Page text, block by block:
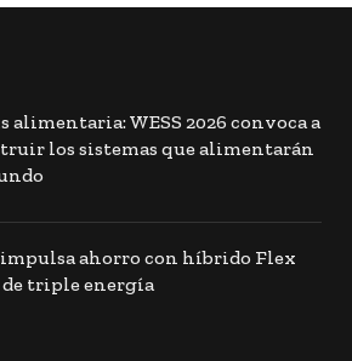
alimentaria: WESS 2026 convoca a
los sistemas que alimentarán
impulsa ahorro con híbrido Flex
de triple energía